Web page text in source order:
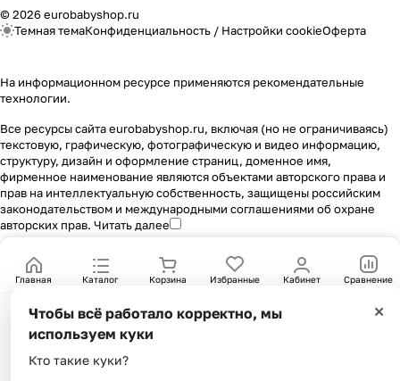
© 2026 eurobabyshop.ru
Темная темаКонфиденциальность / Настройки cookieОферта
На информационном ресурсе применяются рекомендательные
технологии.
Все ресурсы сайта eurobabyshop.ru, включая (но не ограничиваясь)
текстовую, графическую, фотографическую и видео информацию,
структуру, дизайн и оформление страниц, доменное имя,
фирменное наименование являются объектами авторского права и
прав на интеллектуальную собственность, защищены российским
законодательством и международными соглашениями об охране
авторских прав. Читать далее
×
Чтобы всё работало корректно, мы
используем куки
Кто такие куки?
Главная Каталог Корзина Избранные Кабинет Сравнение